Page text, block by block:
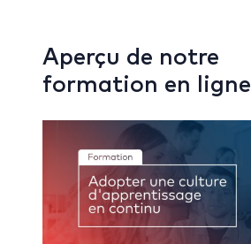
Aperçu de notre
formation en ligne